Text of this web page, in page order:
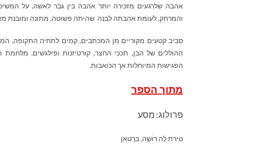
אהבה שלרגעים מזכירה יותר אהבה בין גבר לאשה, על
והמרחק, לעומת אהבתה לבנה שהיתה פשוטה, מתונה ומובנת
סביב קטעים מקוריים מן המכתבים, קמים לתחיה התקופה,
ההוללים של הבן, תככי החצר, קורטיזנות ופילגשים,
הפגישות המיוחלות אך הכואבות.
מתוך הספר
פרולוג: מסע
טירת לֶה רוֹשֶה, בּרֶטאן